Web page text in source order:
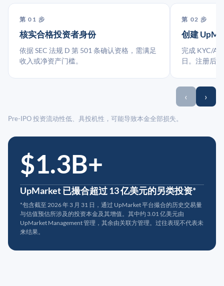
第 01 步
核实合格投资者身份
依据 SEC 法规 D 第 501 条确认资格，需满足
收入或净资产门槛。
第 02 步
创建
完成 KYC/
日。注册后
‹ ›
Pre-IPO 投资流动性低、具投机性，可能导致本金全部损失。
$1.3B+
UpMarket 已撮合超过 13 亿美元的另类投资*
*包含截至 2026 年 3 月 31 日，通过 UpMarket 平台撮合的历史交易量
与估值预估所涉及的投资本金及其增值。其中约 3.01 亿美元由
UpMarket Management 管理，其余由关联方管理。过往表现不代表未
来结果。